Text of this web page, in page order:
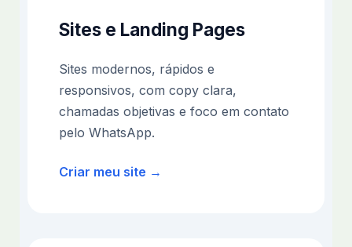
Sites e Landing Pages
Sites modernos, rápidos e
responsivos, com copy clara,
chamadas objetivas e foco em contato
pelo WhatsApp.
Criar meu site →